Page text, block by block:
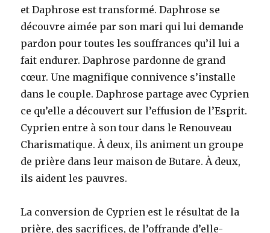
et Daphrose est transformé. Daphrose se
découvre aimée par son mari qui lui demande
pardon pour toutes les souffrances qu’il lui a
fait endurer. Daphrose pardonne de grand
cœur. Une magnifique connivence s’installe
dans le couple. Daphrose partage avec Cyprien
ce qu’elle a découvert sur l’effusion de l’Esprit.
Cyprien entre à son tour dans le Renouveau
Charismatique. À deux, ils animent un groupe
de prière dans leur maison de Butare. À deux,
ils aident les pauvres.
La conversion de Cyprien est le résultat de la
prière, des sacrifices, de l’offrande d’elle-